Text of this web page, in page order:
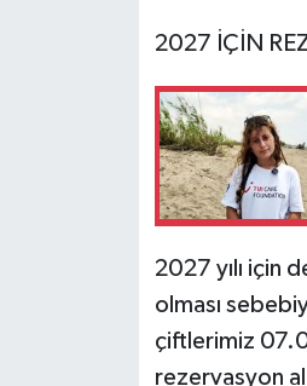
2027 İÇİN
2027 yılı için
olması
çiftlerimiz
rezervasyon